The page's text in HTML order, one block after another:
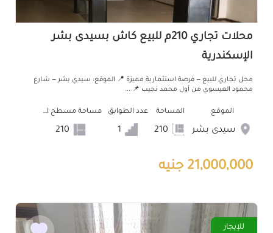
محلات تجاري 210م للبيع كاش بسيدى بشر
الإسكندرية
محل تجاري للبيع — فرصة استثمارية مميزة 📍 الموقع: سيدي بشر — شارع
محمود العيسوي من أول محمد نجيب 📌 ...
الموقع
سيدى بشر
المساحة عدد الطوابق مساحة مسطح البناء
21,000,000 جنيه
للإيجار